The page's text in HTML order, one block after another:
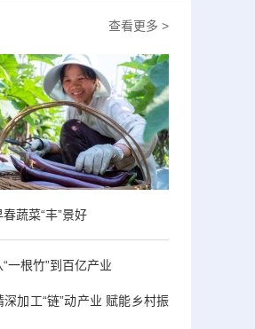
查看更多 >
蔬菜“丰”景好
一根竹”到百亿产业
加工“链”动产业 赋能乡村振